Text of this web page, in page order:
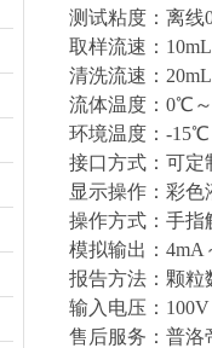
测试粘度：离线
取样流速：
清洗流速：
流体温度：0℃
环境温度：-
接口方式：可定
显示操作：彩色
操作方式：手指
模拟输出：
报告方法：颗粒
输入电压：
售后服务：普洛